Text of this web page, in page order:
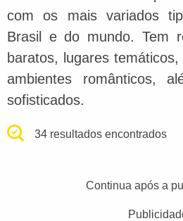
com os mais variados
Brasil e do mundo. Tem
baratos, lugares
ambientes românticos,
sofisticados.
34 resultados encontrados
Continua após a